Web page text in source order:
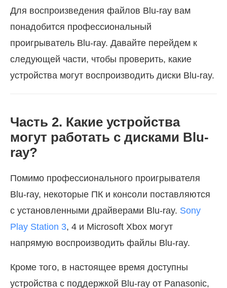
Для воспроизведения файлов Blu-ray вам
понадобится профессиональный
проигрыватель Blu-ray. Давайте перейдем к
следующей части, чтобы проверить, какие
устройства могут воспроизводить диски Blu-ray.
Часть 2. Какие устройства
могут работать с дисками Blu-
ray?
Помимо профессионального проигрывателя
Blu-ray, некоторые ПК и консоли поставляются
с установленными драйверами Blu-ray. Sony
Play Station 3, 4 и Microsoft Xbox могут
напрямую воспроизводить файлы Blu-ray.
Кроме того, в настоящее время доступны
устройства с поддержкой Blu-ray от Panasonic,